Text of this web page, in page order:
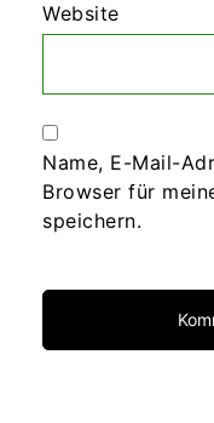
Website
Name, E-Mail-
Browser für
speichern.